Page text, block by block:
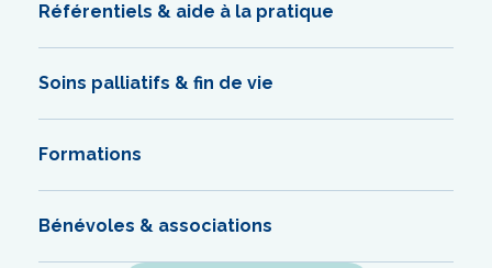
Référentiels & aide à la pratique
Soins palliatifs & fin de vie
Formations
Bénévoles & associations